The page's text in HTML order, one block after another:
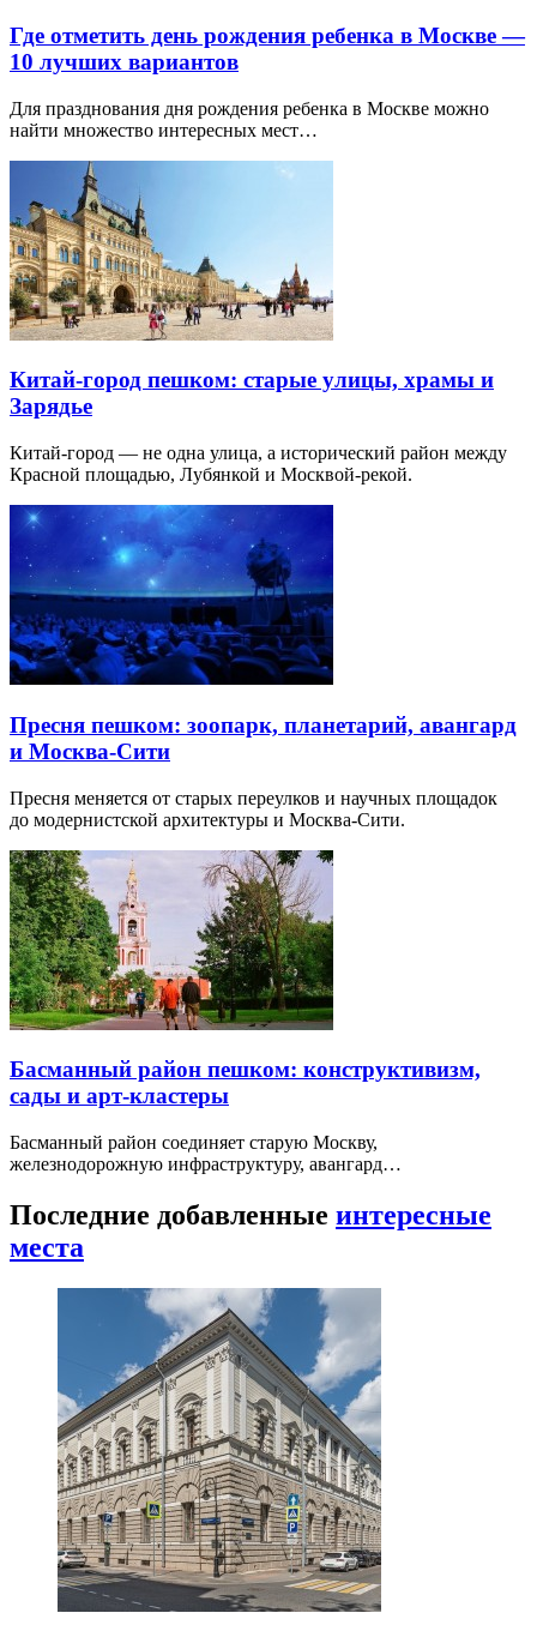
Где отметить день рождения ребенка в Москве —
10 лучших вариантов
Для празднования дня рождения ребенка в Москве можно
найти множество интересных мест…
Китай-город пешком: старые улицы, храмы и
Зарядье
Китай-город — не одна улица, а исторический район между
Красной площадью, Лубянкой и Москвой-рекой.
Пресня пешком: зоопарк, планетарий, авангард
и Москва-Сити
Пресня меняется от старых переулков и научных площадок
до модернистской архитектуры и Москва-Сити.
Басманный район пешком: конструктивизм,
сады и арт-кластеры
Басманный район соединяет старую Москву,
железнодорожную инфраструктуру, авангард…
Последние добавленные интересные
места